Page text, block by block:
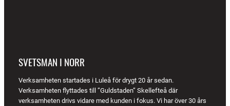
SVETSMAN I NORR
Verksamheten startades i Luleå för drygt 20 år sedan.
Verksamheten flyttades till ”Guldstaden” Skellefteå där
verksamheten drivs vidare med kunden i fokus. Vi har över 30 års